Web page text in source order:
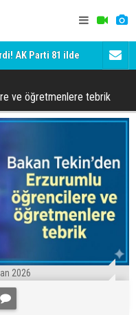
AK Parti 81 ilde
'Bot
ve öğretmenlere tebrik
2026